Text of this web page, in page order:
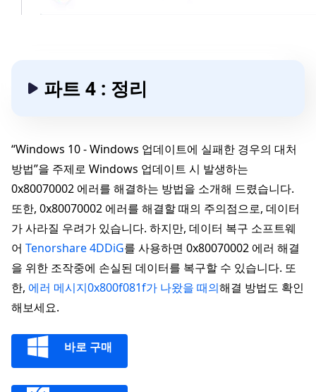
파트 4 : 정리
“Windows 10 - Windows 업데이트에 실패한 경우의 대처
방법”을 주제로 Windows 업데이트 시 발생하는
0x80070002 에러를 해결하는 방법을 소개해 드렸습니다.
또한, 0x80070002 에러를 해결할 때의 주의점으로, 데이터
가 사라질 우려가 있습니다. 하지만, 데이터 복구 소프트웨
어 Tenorshare 4DDiG를 사용하면 0x80070002 에러 해결
을 위한 조작중에 손실된 데이터를 복구할 수 있습니다. 또
한, 에러 메시지0x800f081f가 나왔을 때의해결 방법도 확인
해보세요.
바로 구매